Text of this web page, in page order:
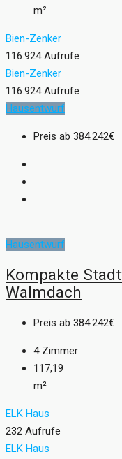
m²
Bien-Zenker
116.924 Aufrufe
Bien-Zenker
116.924 Aufrufe
Hausentwurf
Preis ab 384.242€
Hausentwurf
Kompakte
Walmdach
Preis ab 384.242€
4 Zimmer
117,19
m²
ELK Haus
232 Aufrufe
ELK Haus